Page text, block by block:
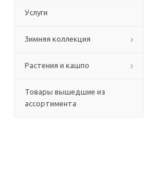
Услуги
Зимняя коллекция
Растения и кашпо
Товары вышедшие из
ассортимента